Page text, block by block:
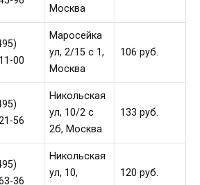
Москва
00
Маросейка
ул, 2/15 c 1,
Москва
106 руб.
56
Никольская
ул, 10/2 с
2б, Москва
133 руб.
36
Никольская
ул, 10,
120 руб.